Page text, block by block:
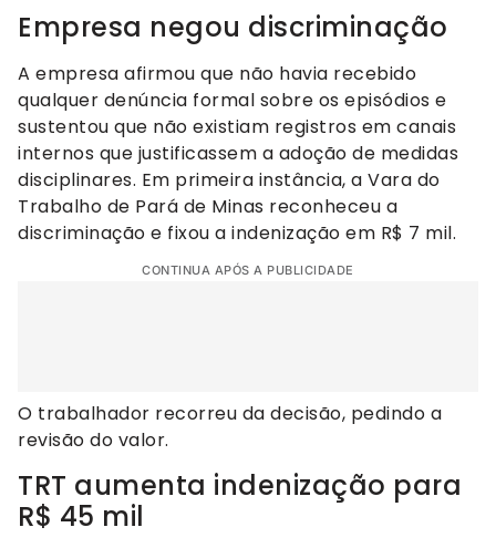
Empresa negou discriminação
A empresa afirmou que não havia recebido
qualquer denúncia formal sobre os episódios e
sustentou que não existiam registros em canais
internos que justificassem a adoção de medidas
disciplinares. Em primeira instância, a Vara do
Trabalho de Pará de Minas reconheceu a
discriminação e fixou a indenização em R$ 7 mil.
CONTINUA APÓS A PUBLICIDADE
O trabalhador recorreu da decisão, pedindo a
revisão do valor.
TRT aumenta indenização para
R$ 45 mil